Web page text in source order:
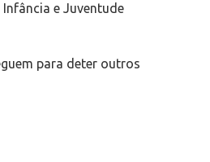
e Juventude
para deter outros